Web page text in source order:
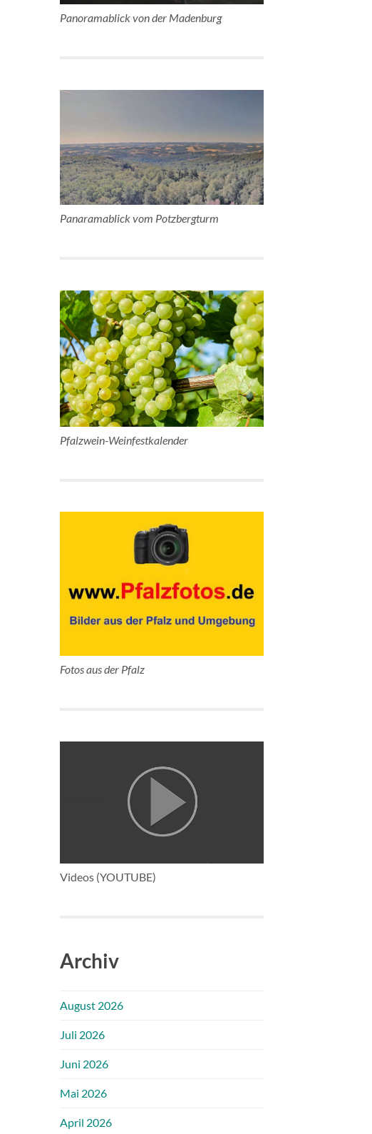
Panoramablick von der Madenburg
Panaramablick vom Potzbergturm
Pfalzwein-Weinfestkalender
Fotos aus der Pfalz
Videos (YOUTUBE)
Archiv
August 2026
Juli 2026
Juni 2026
Mai 2026
April 2026